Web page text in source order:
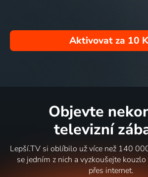
Aktivovat za 10
Objevte
televizní
Lepší.TV si oblíbilo už více než 140
se jedním z nich a vyzkoušejte
přes internet.